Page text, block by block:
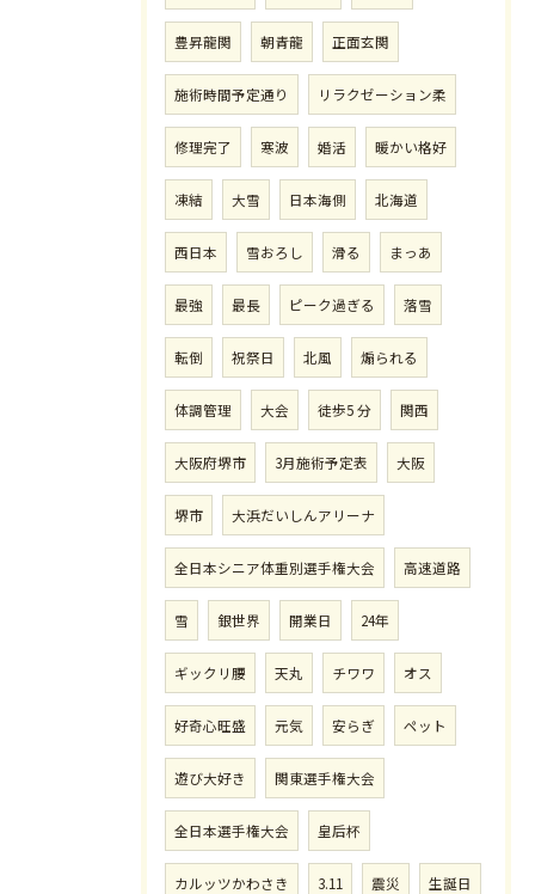
豊昇龍関 朝青龍 正面玄関
施術時間予定通り リラクゼーション柔
修理完了 寒波 婚活 暖かい格好
凍結 大雪 日本海側 北海道
西日本 雪おろし 滑る まっあ
最強 最長 ピーク過ぎる 落雪
転倒 祝祭日 北風 煽られる
体調管理 大会 徒歩5 分 関西
大阪府堺市 3月施術予定表 大阪
堺市 大浜だいしんアリーナ
全日本シニア体重別選手権大会 高速道路
雪 銀世界 開業日 24年
ギックリ腰 天丸 チワワ オス
好奇心旺盛 元気 安らぎ ペット
遊び大好き 関東選手権大会
全日本選手権大会 皇后杯
カルッツかわさき 3.11 震災 生誕日